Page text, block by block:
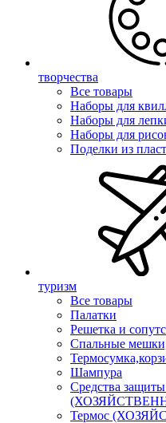
творчества
Все товары
Наборы для
Наборы для
Наборы для
Поделки из
туризм
Все товары
Палатки
Решетка и
Спальные
Шампура
Средства
Термос